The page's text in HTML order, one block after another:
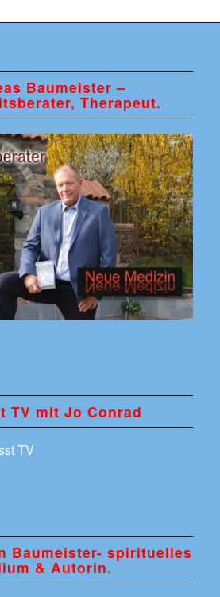
Baumeister –
Therapeut.
TV mit Jo Conrad
Baumeister- spirituelles
& Autorin.